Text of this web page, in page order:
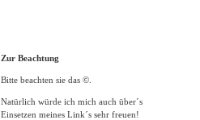
Zur Beachtung
Bitte beachten sie das ©.
Natürlich würde ich mich auch über´s
Einsetzen meines Link´s sehr freuen!